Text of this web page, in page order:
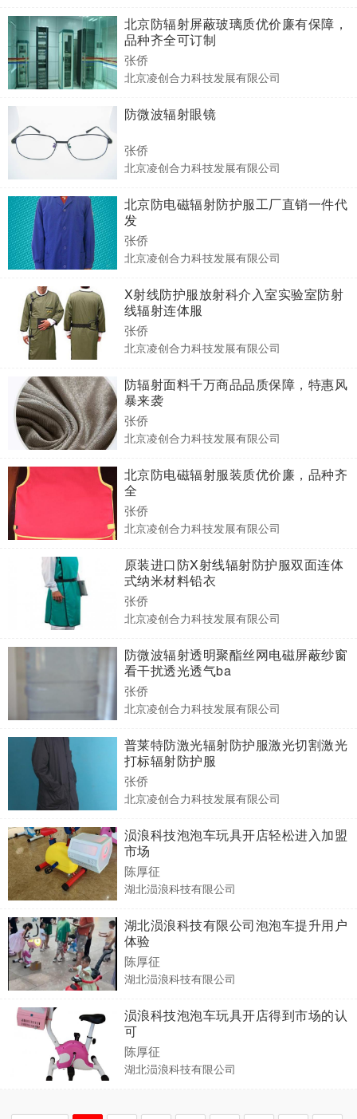
北京防辐射屏蔽玻璃质优价廉有保障，
品种齐全可订制
张侨
北京凌创合力科技发展有限公司
防微波辐射眼镜
张侨
北京凌创合力科技发展有限公司
北京防电磁辐射防护服工厂直销一件代
发
张侨
北京凌创合力科技发展有限公司
X射线防护服放射科介入室实验室防射
线辐射连体服
张侨
北京凌创合力科技发展有限公司
防辐射面料千万商品品质保障，特惠风
暴来袭
张侨
北京凌创合力科技发展有限公司
北京防电磁辐射服装质优价廉，品种齐
全
张侨
北京凌创合力科技发展有限公司
原装进口防X射线辐射防护服双面连体
式纳米材料铅衣
张侨
北京凌创合力科技发展有限公司
防微波辐射透明聚酯丝网电磁屏蔽纱窗
看干扰透光透气ba
张侨
北京凌创合力科技发展有限公司
普莱特防激光辐射防护服激光切割激光
打标辐射防护服
张侨
北京凌创合力科技发展有限公司
涢浪科技泡泡车玩具开店轻松进入加盟
市场
陈厚征
湖北涢浪科技有限公司
湖北涢浪科技有限公司泡泡车提升用户
体验
陈厚征
湖北涢浪科技有限公司
涢浪科技泡泡车玩具开店得到市场的认
可
陈厚征
湖北涢浪科技有限公司